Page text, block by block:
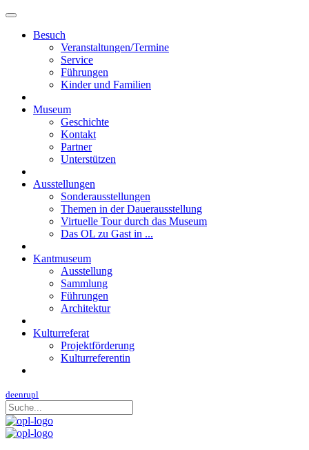
Besuch
Veranstaltungen/Termine
Service
Führungen
Kinder und Familien
Museum
Geschichte
Kontakt
Partner
Unterstützen
Ausstellungen
Sonderausstellungen
Themen in der Dauerausstellung
Virtuelle Tour durch das Museum
Das OL zu Gast in ...
Kantmuseum
Ausstellung
Sammlung
Führungen
Architektur
Kulturreferat
Projektförderung
Kulturreferentin
deenrupl